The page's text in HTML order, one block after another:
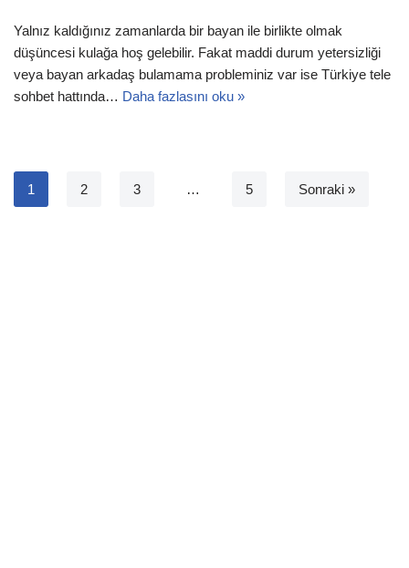
Yalnız kaldığınız zamanlarda bir bayan ile birlikte olmak
düşüncesi kulağa hoş gelebilir. Fakat maddi durum yetersizliği
veya bayan arkadaş bulamama probleminiz var ise Türkiye tele
sohbet hattında… Daha fazlasını oku »
1 2 3 … 5 Sonraki »